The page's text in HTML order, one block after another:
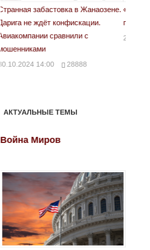
«Новый Казахстан не говорит всей
правды»
29.10.2024 09:00 39623
АКТУАЛЬНЫЕ ТЕМЫ
Война Миров